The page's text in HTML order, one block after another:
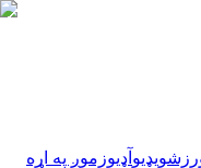
ویډیو آډیوزموږ په اړه